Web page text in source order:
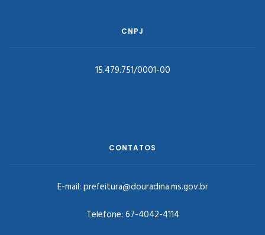
CNPJ
15.479.751/0001-00
CONTATOS
E-mail: prefeitura@douradina.ms.gov.br
Telefone: 67-4042-4114